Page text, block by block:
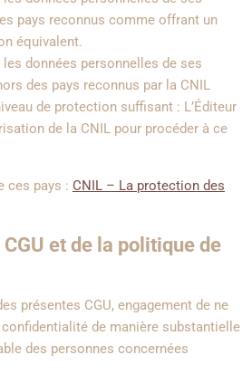
pays reconnus comme offrant un
équivalent.
les données personnelles de ses
des pays reconnus par la CNIL
de protection suffisant : L’Éditeur
de la CNIL pour procéder à ce
ces pays : CNIL – La protection des
et de la politique de
présentes CGU, engagement de ne
de manière substantielle
des personnes concernées